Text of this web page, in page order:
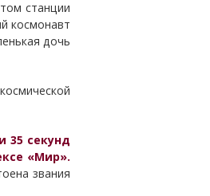
станции
космонавт
дочь
35 секунд
«Мир».
звания